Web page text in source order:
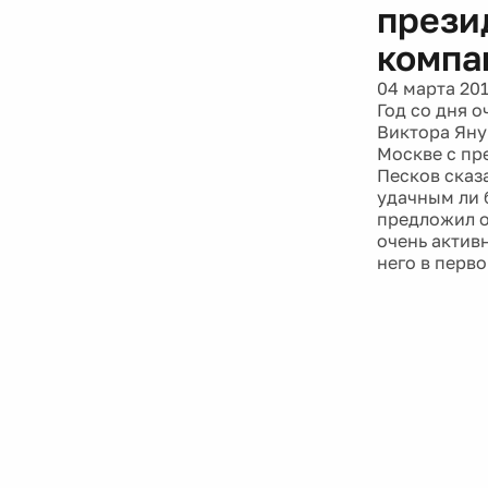
04 марта
Год со дня
Виктора
Москве с
Песков
удачным ли
предложил
очень
него в